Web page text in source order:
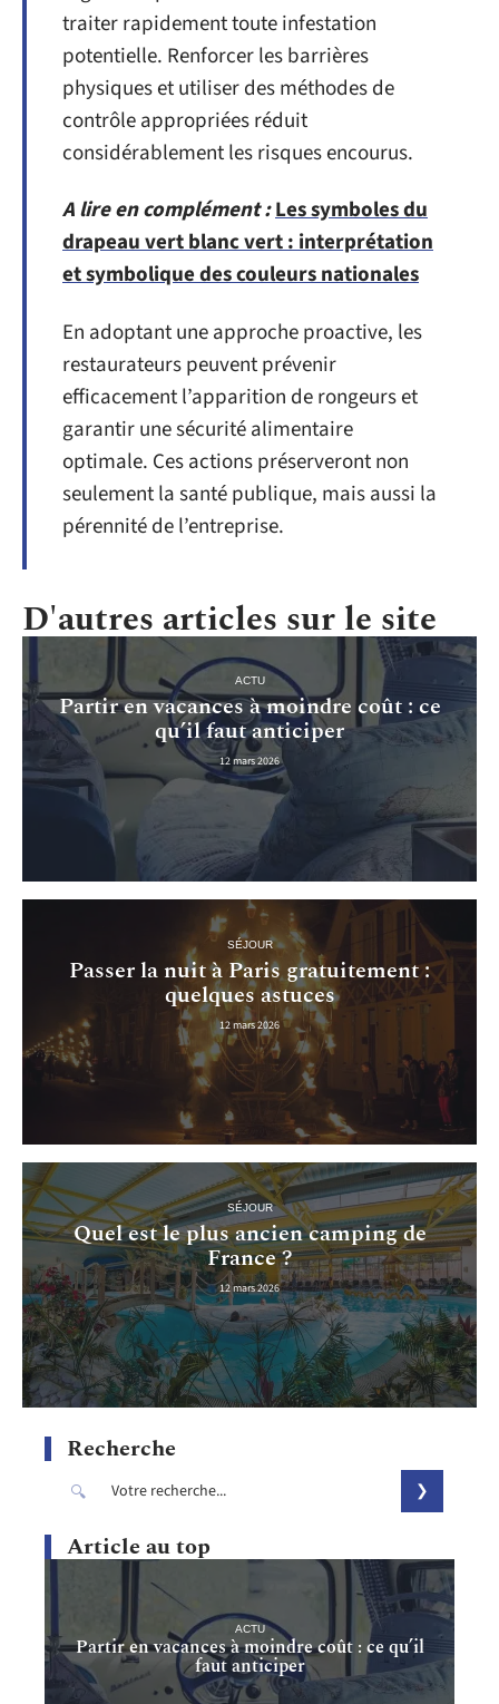
traiter rapidement toute infestation
potentielle. Renforcer les barrières
physiques et utiliser des méthodes de
contrôle appropriées réduit
considérablement les risques encourus.
A lire en complément :Les symboles du
drapeau vert blanc vert : interprétation
et symbolique des couleurs nationales
En adoptant une approche proactive, les
restaurateurs peuvent prévenir
efficacement l’apparition de rongeurs et
garantir une sécurité alimentaire
optimale. Ces actions préserveront non
seulement la santé publique, mais aussi la
pérennité de l’entreprise.
D'autres articles sur le site
ACTU
Partir en vacances à moindre coût : ce
qu’il faut anticiper
12 mars 2026
SÉJOUR
Passer la nuit à Paris gratuitement :
quelques astuces
12 mars 2026
SÉJOUR
Quel est le plus ancien camping de
France ?
12 mars 2026
Recherche
Article au top
ACTU
Partir en vacances à moindre coût : ce qu’il
faut anticiper